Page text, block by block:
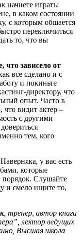
начнете играть:
в каком состоянии
с которым общается
переключиться
то, что вы
что зависело от
все сделано и с
и покиньте
директору, что
опыт. Часто в
что видит актер –
с другими
тем, кого
у вас есть
которые
порядок. Слушайте
и смело ищите то,
, тренер, автор книги
лектор ведущих
Высшая школа